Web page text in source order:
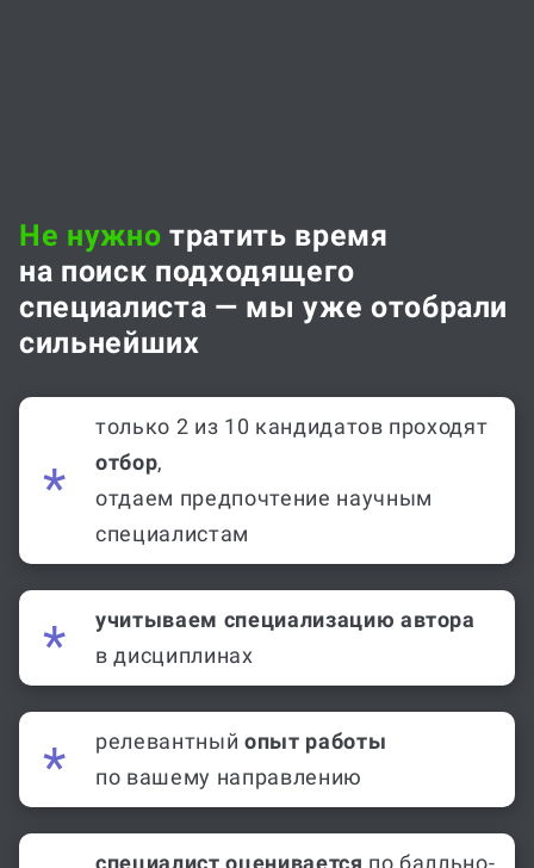
Не нужно тратить время
на поиск подходящего
специалиста — мы уже отобрали
сильнейших
только 2 из 10 кандидатов проходят
отбор
отдаем предпочтение научным
специалистам
учитываем специализацию автора
в дисциплинах
релевантный опыт работы
по вашему направлению
специалист оценивается по балльно-